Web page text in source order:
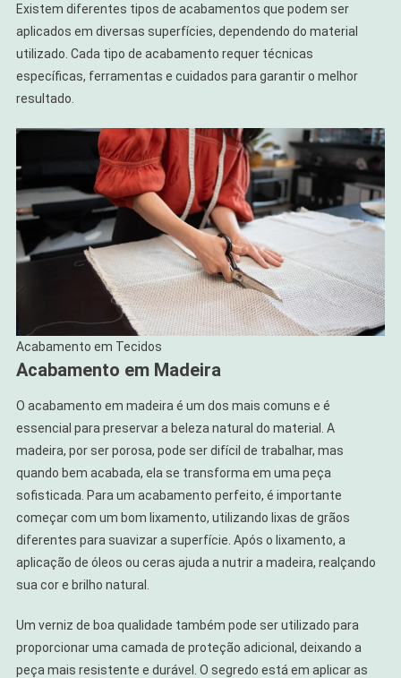
Existem diferentes tipos de acabamentos que podem ser
aplicados em diversas superfícies, dependendo do material
utilizado. Cada tipo de acabamento requer técnicas
específicas, ferramentas e cuidados para garantir o melhor
resultado.
Acabamento em Tecidos
Acabamento em Madeira
O acabamento em madeira é um dos mais comuns e é
essencial para preservar a beleza natural do material. A
madeira, por ser porosa, pode ser difícil de trabalhar, mas
quando bem acabada, ela se transforma em uma peça
sofisticada. Para um acabamento perfeito, é importante
começar com um bom lixamento, utilizando lixas de grãos
diferentes para suavizar a superfície. Após o lixamento, a
aplicação de óleos ou ceras ajuda a nutrir a madeira, realçando
sua cor e brilho natural.
Um verniz de boa qualidade também pode ser utilizado para
proporcionar uma camada de proteção adicional, deixando a
peça mais resistente e durável. O segredo está em aplicar as